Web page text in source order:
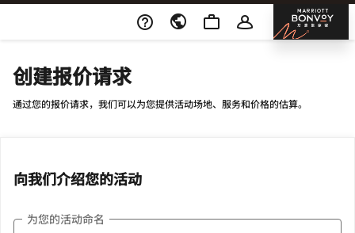
Skip To Content 邦
创建报价请求
通过您的报价请求，我们可以为您提供活动场地、服务和价格的估算。
向我们介绍您的活动
为您的活动命名